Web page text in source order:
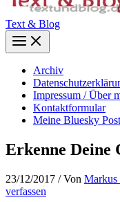
Text & Blog
Main
Menu
Archiv
Impressum / Über
Kontaktformular
Meine Bluesky
Erkenne Deine
23/12/2017 / Von Markus
verfassen